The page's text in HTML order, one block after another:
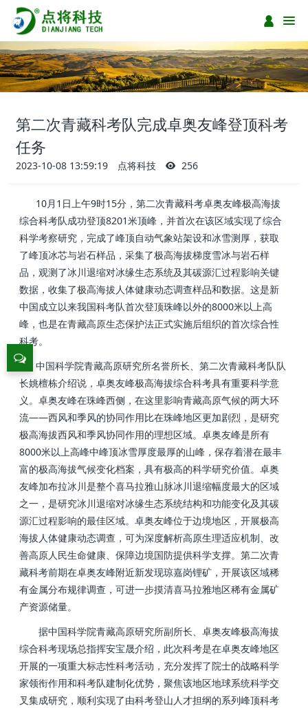
第二次青藏科考队完成卓奥友峰登顶科考
任务
2023-10-08 13:59:19 点将科技 256
10月1日上午9时15分，第二次青藏科考卓奥友峰极高海拔
综合科考队成功登顶8201米顶峰，并首次在该区域实现了综合
科学考察研究，完成了峰顶自动气象站架设和冰雪测厚，获取
了峰顶冰芯与岩石样品，采集了极高海拔梯度雪冰与岩石样
品，观测了冰川退缩对冰缘生态系统及其碳源汇过程影响关键
数据，收集了极高海拔人体健康动态调查样品和数据。这是新
中国成立以来我国科考队首次登顶珠峰以外的8000米以上高
峰，也是在青藏高原生态保护法正式实施后组织的首次综合性
科考。
中国科学院青藏高原研究所名誉所长、第二次青藏科考队队
长姚檀栋介绍说，卓奥友峰极高海拔综合科考具有重要科学意
义。卓奥友峰在珠峰西侧，在这里影响青藏高原气候的两大环
流——西风和季风的协同作用比在珠峰地区更加剧烈，是研究
极高海拔西风和季风协同作用的理想区域。卓奥友峰是所有
8000米以上高峰中峰顶冰雪厚度最厚的山峰，保存着潜在最丰
富的极高海拔气候变化档案，具有极高的科学研究价值。卓奥
友峰加布拉冰川是整个喜马拉雅山脉冰川退缩幅度最大的区域
之一，是研究冰川退缩对冰缘生态系统结构和功能变化及其碳
源汇过程影响的最佳区域。卓奥友峰位于边境地区，开展极高
海拔人体健康动态调查，可为深度解析高原生理适应机制、改
善高原人民生命健康、保障边境国防提供科学支撑。第二次青
藏科考前期在卓奥友峰附近新发现琼嘉岗锂矿，开展该区域稀
有金属分布规律调查，可进一步摸清喜马拉雅地区稀有金属矿
产资源储量。
据中国科学院青藏高原研究所副所长、卓奥友峰极高海拔
综合科考现场总指挥安宝晟介绍，此次科考是在卓奥友峰地区
开展的一项重大标志性科考活动，充分发挥了院士的战略科学
家领衔作用和科考队建制化优势，聚焦该地区地球系统科学交
叉集成研究，顺利实现了由科考登山人才担纲的系列峰顶科考